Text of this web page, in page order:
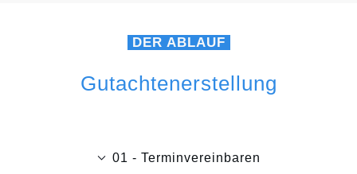
DER ABLAUF
Gutachtenerstellung
01 - Terminvereinbaren